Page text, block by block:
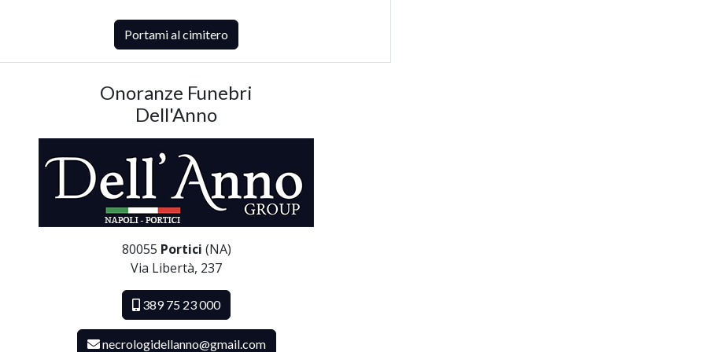
Portami al cimitero
Onoranze Funebri
Dell'Anno
80055 Portici (NA)
Via Libertà, 237
389 75 23 000
necrologidellanno@gmail.com